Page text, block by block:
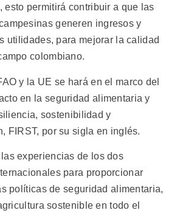
esto permitirá contribuir a que las
generen ingresos y
utilidades, para mejorar la calidad
colombiano.
y la UE se hará en el marco del
en la seguridad alimentaria y
sostenibilidad y
FIRST, por su sigla en inglés.
experiencias de los dos
para proporcionar
políticas de seguridad alimentaria,
sostenible en todo el